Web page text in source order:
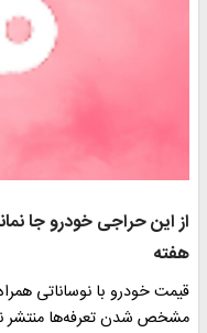
از این حراجی خودرو جا
هفته
​قیمت خودرو با نوساناتی
مشخص شدن تعرفه‌ها منتشر